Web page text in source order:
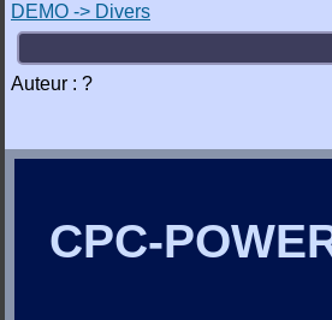
DEMO -> Divers
Auteur : ?
CPC-